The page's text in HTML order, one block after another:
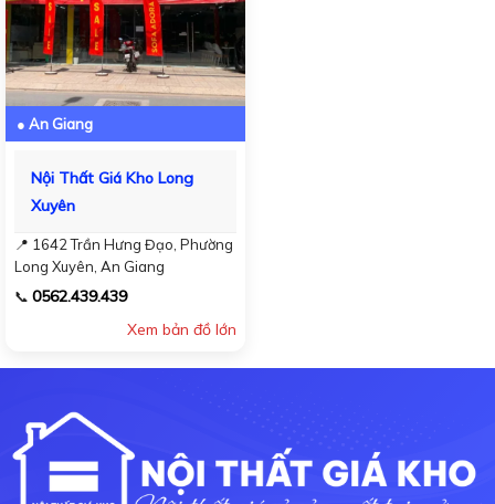
● An Giang
Nội Thất Giá Kho Long
Xuyên
📍 1642 Trần Hưng Đạo, Phường
Long Xuyên, An Giang
📞 0562.439.439
Xem bản đồ lớn